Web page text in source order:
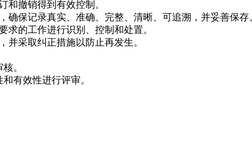
和撤销得到有效控制。
确保记录真实、准确、完整、清晰、可追溯，并妥善保存
求的工作进行识别、控制和处置。
并采取纠正措施以防止再发生。
。
有效性进行评审。